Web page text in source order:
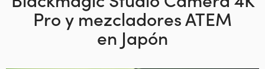
Imágenes
Austria
Pro y mezcladores ATEM
en Japón